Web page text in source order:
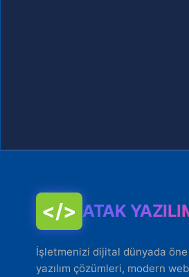
</> ATAK
İşletmenizi dijital dünyada
yazılım çözümleri, modern